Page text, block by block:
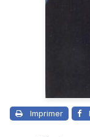
Imprimer